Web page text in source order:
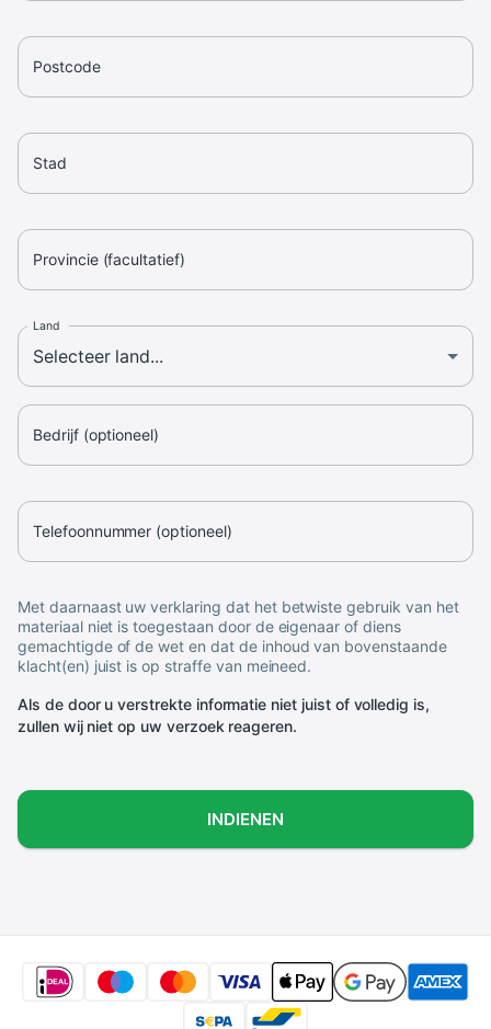
Postcode
Stad
Provincie (facultatief)
Land
Bedrijf (optioneel)
Telefoonnummer (optioneel)
Met daarnaast uw verklaring dat het betwiste gebruik van het
materiaal niet is toegestaan door de eigenaar of diens
gemachtigde of de wet en dat de inhoud van bovenstaande
klacht(en) juist is op straffe van meineed.
Als de door u verstrekte informatie niet juist of volledig is,
zullen wij niet op uw verzoek reageren.
INDIENEN